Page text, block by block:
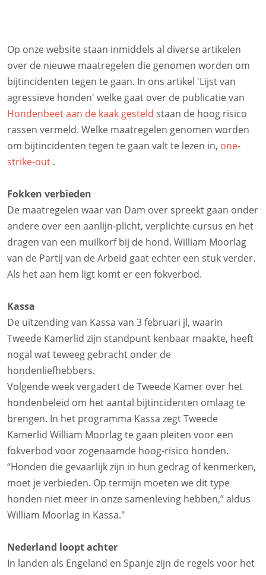
Op onze website staan inmiddels al diverse artikelen
over de nieuwe maatregelen die genomen worden om
bijtincidenten tegen te gaan. In ons artikel 'Lijst van
agressieve honden' welke gaat over de publicatie van
Hondenbeet aan de kaak gesteld staan de hoog risico
rassen vermeld. Welke maatregelen genomen worden
om bijtincidenten tegen te gaan valt te lezen in, one-
strike-out .
Fokken verbieden
De maatregelen waar van Dam over spreekt gaan onder
andere over een aanlijn-plicht, verplichte cursus en het
dragen van een muilkorf bij de hond. William Moorlag
van de Partij van de Arbeid gaat echter een stuk verder.
Als het aan hem ligt komt er een fokverbod.
Kassa
De uitzending van Kassa van 3 februari jl, waarin
Tweede Kamerlid zijn standpunt kenbaar maakte, heeft
nogal wat teweeg gebracht onder de
hondenliefhebbers.
Volgende week vergadert de Tweede Kamer over het
hondenbeleid om het aantal bijtincidenten omlaag te
brengen. In het programma Kassa zegt Tweede
Kamerlid William Moorlag te gaan pleiten voor een
fokverbod voor zogenaamde hoog-risico honden.
“Honden die gevaarlijk zijn in hun gedrag of kenmerken,
moet je verbieden. Op termijn moeten we dit type
honden niet meer in onze samenleving hebben,” aldus
William Moorlag in Kassa."
Nederland loopt achter
In landen als Engeland en Spanje zijn de regels voor het